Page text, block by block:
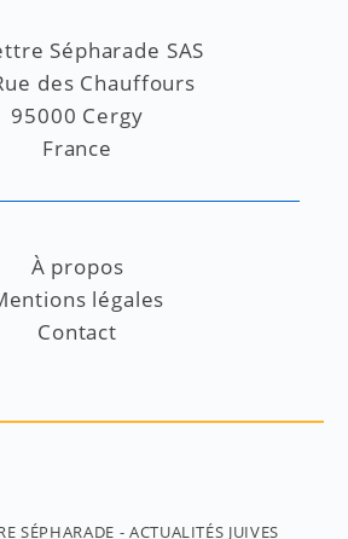
Sépharade SAS
des Chauffours
95000 Cergy
France
À propos
légales
Contact
SÉPHARADE - ACTUALITÉS JUIVES